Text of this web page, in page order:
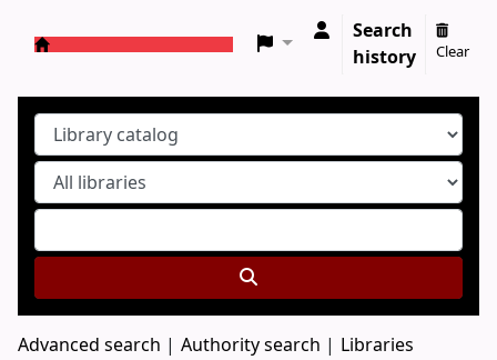
Search
history
Clear
Advanced search Authority search Libraries